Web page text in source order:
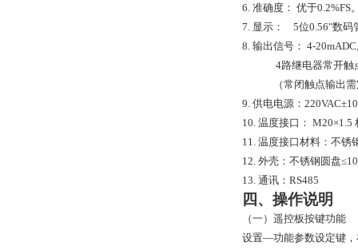
6. 准确度： 优于0.2%FS
7. 显示： 5位0.56"数码
8. 输出信号： 4-
4路继电器常开触
（常闭触点输出
9. 供电电源：
10. 温度接口： M20×1.5
11. 温度接口材料：不锈
12. 外壳：不锈钢圆盘≤
13. 通讯： RS485
四、操作说明
（一）遥控板按键功能
设置—功能参数设定键，